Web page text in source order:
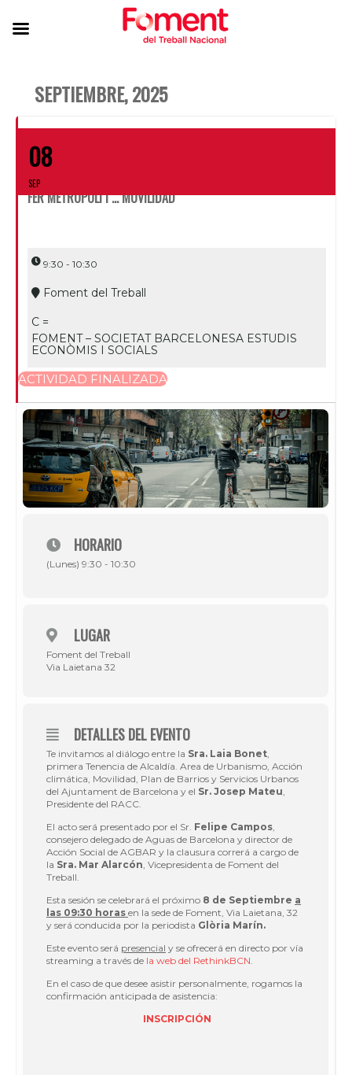
SEPTIEMBRE, 2025
08
SEP
FER METRÒPOLI I … MOVILIDAD
9:30 - 10:30
Foment del Treball
C =
FOMENT – SOCIETAT BARCELONESA ESTUDIS
ECONÒMIS I SOCIALS
ACTIVIDAD FINALIZADA
HORARIO
(Lunes) 9:30 - 10:30
LUGAR
Foment del Treball
Via Laietana 32
DETALLES DEL EVENTO
Te invitamos al diálogo entre la Sra. Laia Bonet
primera Tenencia de Alcaldía. Area de Urbanismo, Acción
climática, Movilidad, Plan de Barrios y Servicios Urbanos
del Ajuntament de Barcelona y el Sr. Josep Mateu
Presidente del RACC.
El acto será presentado por el Sr. Felipe Campos
consejero delegado de Aguas de Barcelona y director de
Acción Social de AGBAR y la clausura correrá a cargo de
la Sra. Mar Alarcón , Vicepresidenta de Foment del
Treball.
Esta sesión se celebrará el próximo 8 de Septiembre a
las 09:30 horas en la sede de Foment, Via Laietana, 32
y será conducida por la periodista Glòria Marín.
Este evento será presencial y se ofrecerá en directo por vía
streaming a través de la web del RethinkBCN
En el caso de que desee asistir personalmente, rogamos la
confirmación anticipada de asistencia:
INSCRIPCIÓN